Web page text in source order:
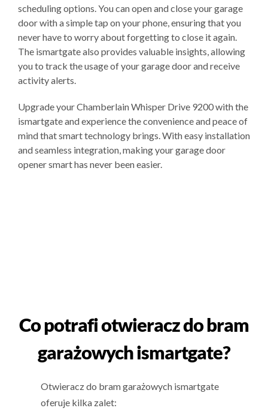
scheduling options. You can open and close your garage
door with a simple tap on your phone, ensuring that you
never have to worry about forgetting to close it again.
The ismartgate also provides valuable insights, allowing
you to track the usage of your garage door and receive
activity alerts.
Upgrade your Chamberlain Whisper Drive 9200 with the
ismartgate and experience the convenience and peace of
mind that smart technology brings. With easy installation
and seamless integration, making your garage door
opener smart has never been easier.
Co potrafi otwieracz do bram
garażowych ismartgate?
Otwieracz do bram garażowych ismartgate
oferuje kilka zalet: